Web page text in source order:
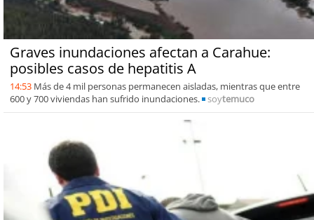
Graves inundaciones afectan a Carahue:
posibles casos de hepatitis A
14:53 Más de 4 mil personas permanecen aisladas, mientras que entre
600 y 700 viviendas han sufrido inundaciones.
soytemuco